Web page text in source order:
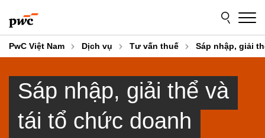
PwC Việt Nam Dịch vụ Tư vấn thuế Sáp nhập, giải
Sáp nhập, giải thể và
tái tổ chức doanh